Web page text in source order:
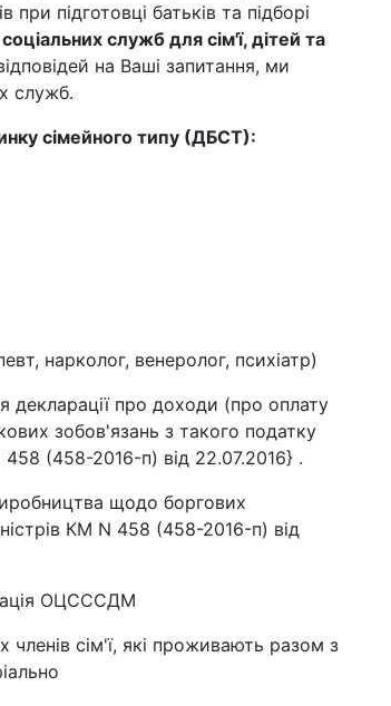
підготовці батьків та підборі
служб для сім'ї, дітей та
на Ваші запитання, ми
служб.
сімейного типу (ДБСТ):
нарколог, венеролог, психіатр)
декларації про доходи (про оплату
зобов'язань з такого податку
458 (458-2016-п) від 22.07.2016} .
щодо боргових
КМ N 458 (458-2016-п) від
ОЦСССДМ
членів сім'ї, які проживають разом з